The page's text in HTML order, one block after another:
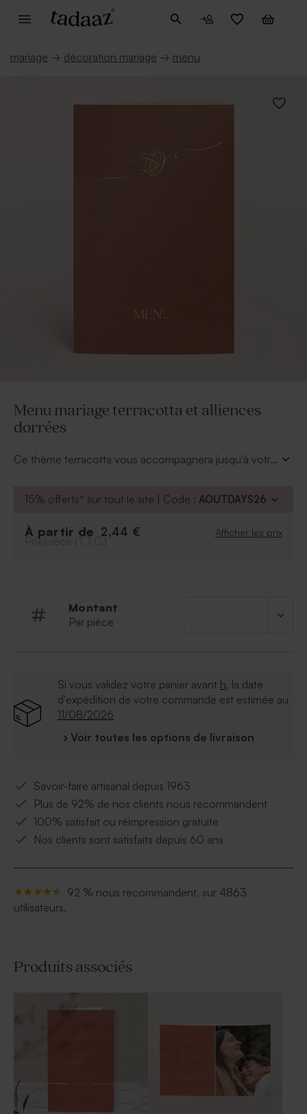
mariage → décoration mariage → menu
Menu mariage terracotta et alliences
dorrées
Ce thème terracotta vous accompagnera jusqu'à votre
15% offerts* sur tout le site | Code : AOUTDAYS26
À partir de 2,44 € Afficher les prix
Prix/pièce (T.T.C.)
Montant
Par pièce
Si vous validez votre panier avant h, la date
d'expédition de votre commande est estimée au
11/08/2026
› Voir toutes les options de livraison
Savoir-faire artisanal depuis 1963
Plus de 92% de nos clients nous recommandent
100% satisfait ou réimpression gratuite
Nos clients sont satisfaits depuis 60 ans
92 % nous recommandent, sur 4863
utilisateurs.
Produits associés